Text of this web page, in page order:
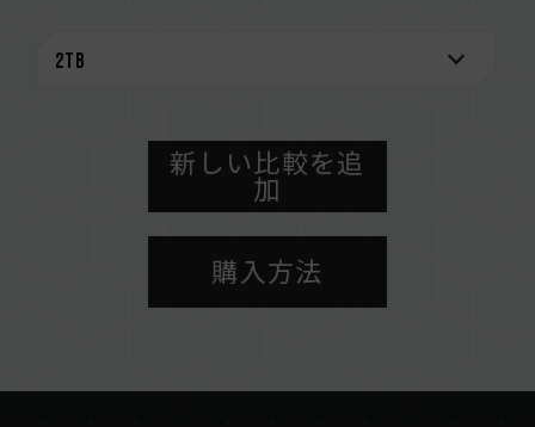
パフォーマンス | USB 3.2 Gen2高速転送、プラ
安心保証 | 1年間の保証サービス[3]
エコ | リサイクル可能で環境に優しい紙パッケー
ジを採用し、持続可能なコンセプトを実現
- 台湾新特許（番号：M662727）
- 中国新特許（番号：CN223180653U）
- 日本実用新案（番号: U3252646）
新しい比較を追
加
購入方法